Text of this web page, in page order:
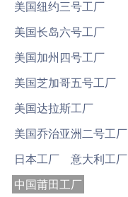
美国纽约三号工厂
美国长岛六号工厂
美国加州四号工厂
美国芝加哥五号工厂
美国达拉斯工厂
美国乔治亚洲二号工厂
日本工厂
意大利工厂
中国莆田工厂